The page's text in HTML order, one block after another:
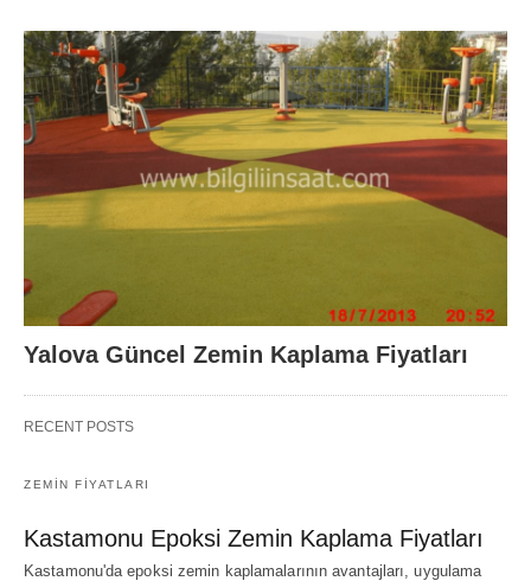
Yalova Güncel Zemin Kaplama Fiyatları
RECENT POSTS
ZEMIN FIYATLARI
Kastamonu Epoksi Zemin Kaplama Fiyatları
Kastamonu'da epoksi zemin kaplamalarının avantajları, uygulama